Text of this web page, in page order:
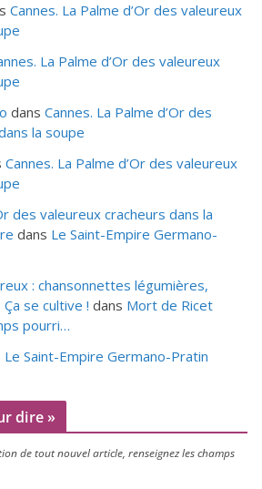
Cannes. La Palme d’Or des valeureux
La Palme d’Or des valeureux
dans Cannes. La Palme d’Or des
la soupe
Cannes. La Palme d’Or des valeureux
des valeureux cracheurs dans la
dans Le Saint-Empire Germano-
: chansonnettes légumières,
se cultive ! dans Mort de Ricet
pourri…
Le Saint-Empire Germano-Pratin
dire »
de tout nou­vel article, ren­sei­gnez les champs